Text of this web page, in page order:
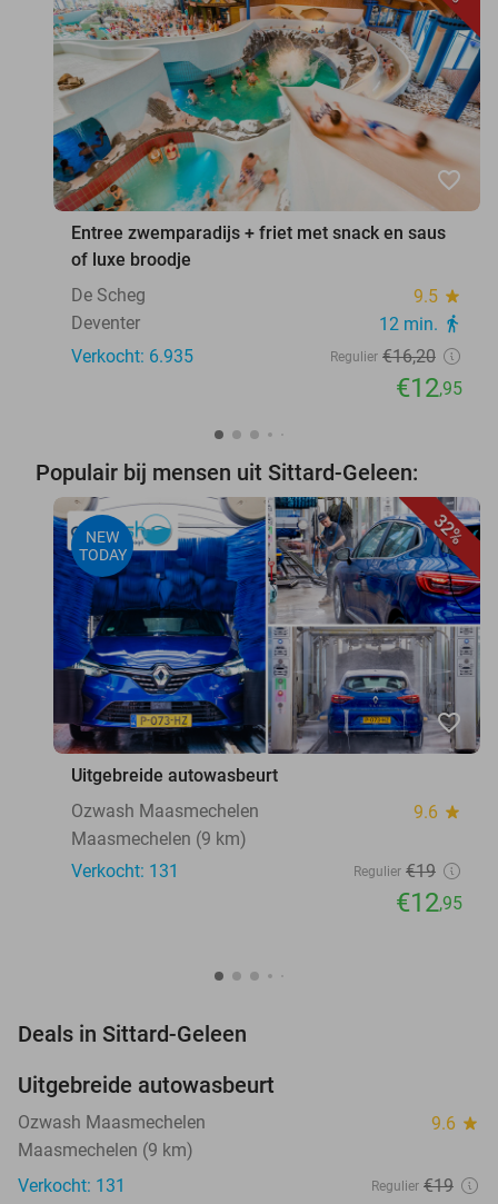
favorite_border
Entree zwemparadijs + friet met snack en saus
of luxe broodje
De Scheg
9.5 star
Deventer 12 min. directions_walk
Verkocht: 6.935 Regulier €16,20
€12,95
Populair bij mensen uit Sittard-Geleen:
32%
NEW
TODAY
favorite_border
Uitgebreide autowasbeurt
Ozwash Maasmechelen
9.6 star
Maasmechelen (9 km)
Verkocht: 131
Regulier €19
€12,95
Deals in Sittard-Geleen
NEW
TODAY
Uitgebreide autowasbeurt
Ozwash Maasmechelen 9.6 star
Maasmechelen (9 km)
Verkocht: 131
Regulier €19